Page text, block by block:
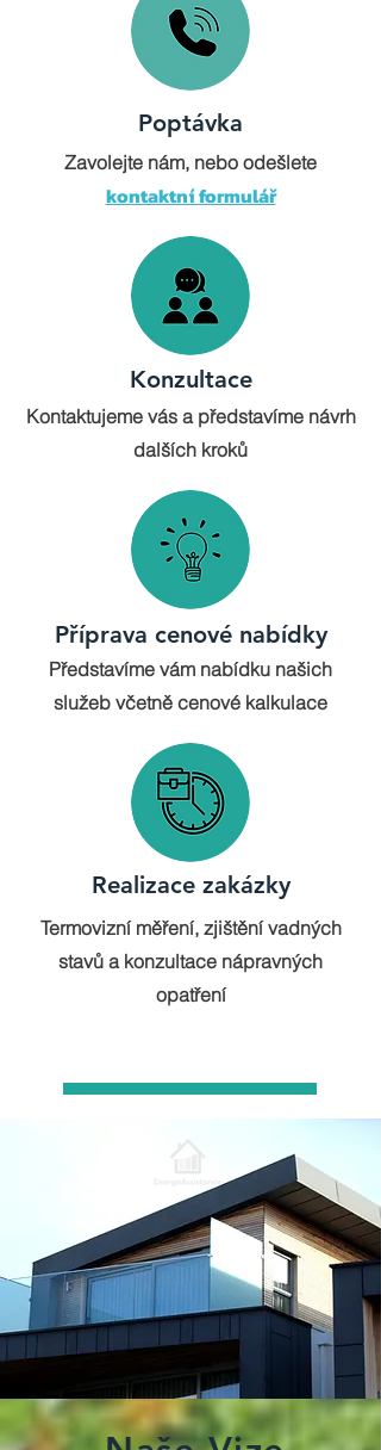
Poptávka
Zavolejte nám, nebo odešlete
kontaktní formulář
Konzultace
Kontaktujeme vás a představíme návrh
dalších kroků
Příprava cenové nabídky
Představíme vám nabídku našich
služeb včetně cenové kalkulace
Realizace zakázky
Termovizní měření, zjištění vadných
stavů a konzultace nápravných
opatření